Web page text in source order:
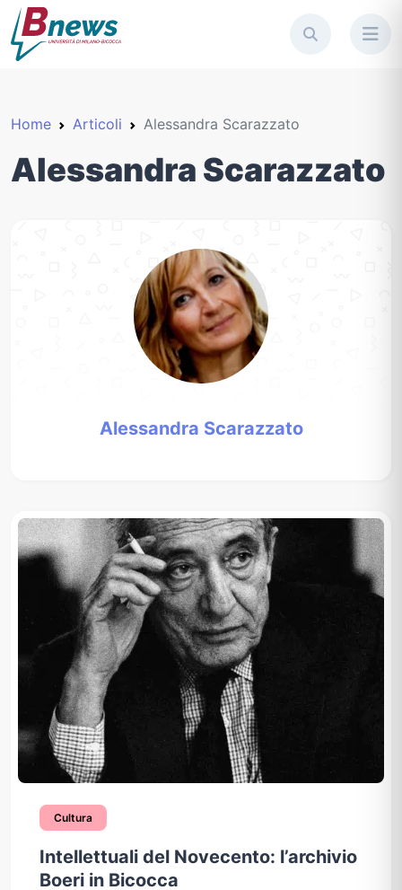
Home Articoli Alessandra Scarazzato
Alessandra Scarazzato
Alessandra Scarazzato
Cultura
Intellettuali del Novecento: l’archivio
Boeri in Bicocca